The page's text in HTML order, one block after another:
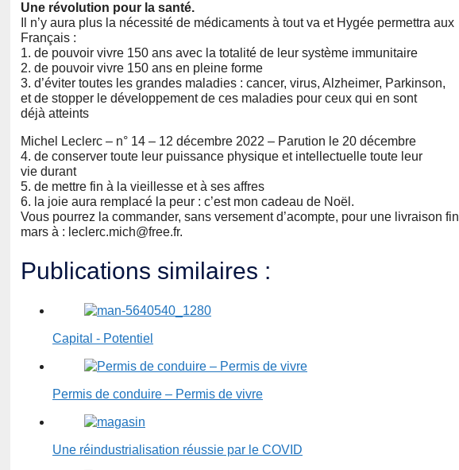
Une révolution pour la santé.
Il n’y aura plus la nécessité de médicaments à tout va et Hygée permettra aux
Français :
1. de pouvoir vivre 150 ans avec la totalité de leur système immunitaire
2. de pouvoir vivre 150 ans en pleine forme
3. d’éviter toutes les grandes maladies : cancer, virus, Alzheimer, Parkinson,
et de stopper le développement de ces maladies pour ceux qui en sont
déjà atteints
Michel Leclerc – n° 14 – 12 décembre 2022 – Parution le 20 décembre
4. de conserver toute leur puissance physique et intellectuelle toute leur
vie durant
5. de mettre fin à la vieillesse et à ses affres
6. la joie aura remplacé la peur : c’est mon cadeau de Noël.
Vous pourrez la commander, sans versement d’acompte, pour une livraison fin
mars à : leclerc.mich@free.fr.
Publications similaires :
Capital - Potentiel
Permis de conduire – Permis de vivre
Une réindustrialisation réussie par le COVID